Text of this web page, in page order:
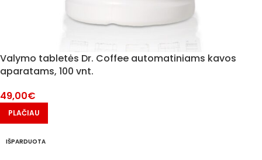
Valymo tabletės Dr. Coffee automatiniams kavos
aparatams, 100 vnt.
49,00€
PLAČIAU
IŠPARDUOTA